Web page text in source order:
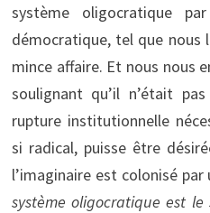
système oligocratique
démocratique, tel que nous
mince affaire. Et nous nous
soulignant qu’il n’était
rupture institutionnelle
si radical, puisse être
l’imaginaire est colonisé
système oligocratique est le